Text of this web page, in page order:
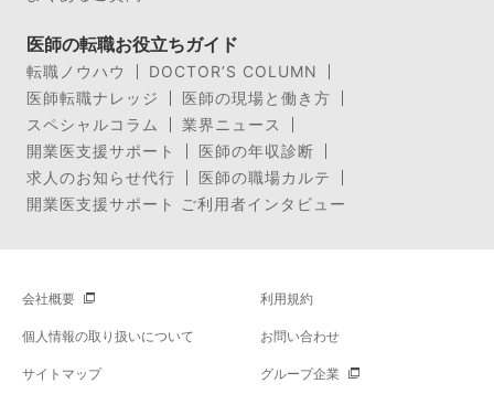
医師の転職お役立ちガイド
転職ノウハウ
DOCTOR’S COLUMN
医師転職ナレッジ
医師の現場と働き方
スペシャルコラム
業界ニュース
開業医支援サポート
医師の年収診断
求人のお知らせ代行
医師の職場カルテ
開業医支援サポート ご利用者インタビュー
会社概要 利用規約
個人情報の取り扱いについて お問い合わせ
サイトマップ グループ企業